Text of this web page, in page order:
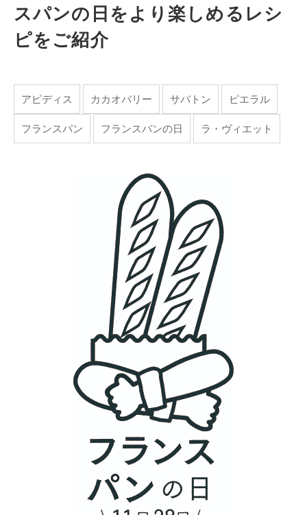
スパンの日をより楽しめるレシ
ピをご紹介
アピディス カカオバリー サバトン ピエラル
フランスパン フランスパンの日 ラ・ヴィエット